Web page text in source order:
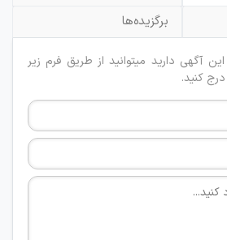
برگزیده‌ها
آگهی دارید میتوانید از طریق فرم زیر
کنید.